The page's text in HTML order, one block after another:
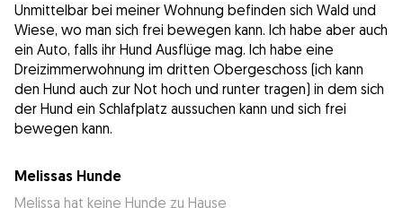
Unmittelbar bei meiner Wohnung befinden sich Wald und
Wiese, wo man sich frei bewegen kann. Ich habe aber auch
ein Auto, falls ihr Hund Ausflüge mag. Ich habe eine
Dreizimmerwohnung im dritten Obergeschoss (ich kann
den Hund auch zur Not hoch und runter tragen) in dem sich
der Hund ein Schlafplatz aussuchen kann und sich frei
bewegen kann.
Melissas Hunde
Melissa hat keine Hunde zu Hause